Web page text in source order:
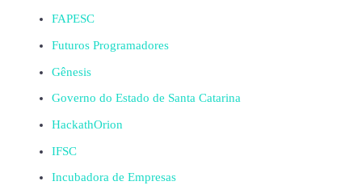
FAPESC
Futuros Programadores
Gênesis
Governo do Estado de Santa Catarina
HackathOrion
IFSC
Incubadora de Empresas